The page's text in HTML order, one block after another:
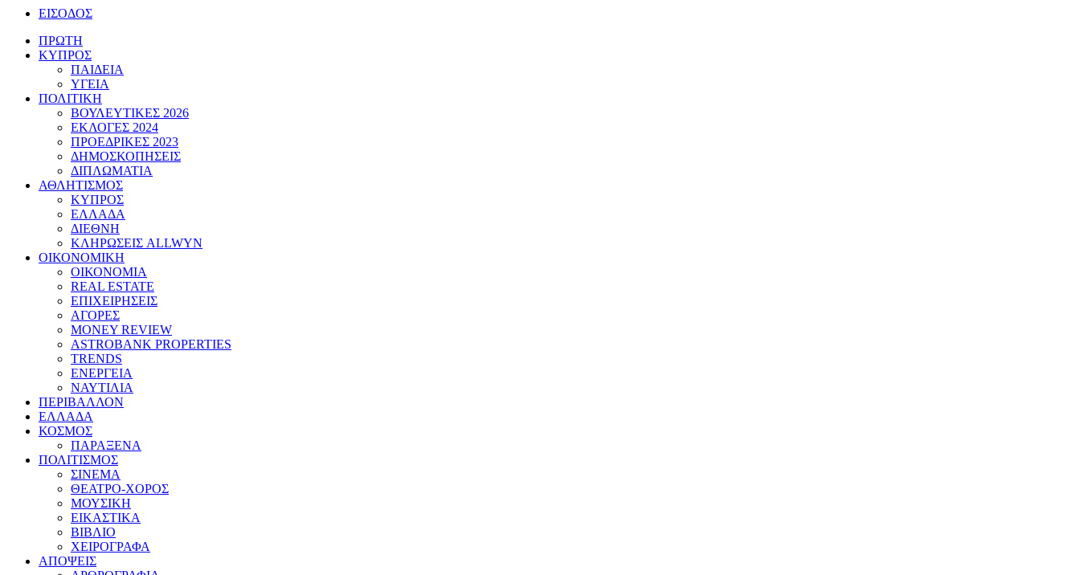
ΕΙΣΟΔΟΣ
ΠΡΩΤΗ
ΚΥΠΡΟΣ
ΠΑΙΔΕΙΑ
ΥΓΕΙΑ
ΠΟΛΙΤΙΚΗ
ΒΟΥΛΕΥΤΙΚΕΣ 2026
ΕΚΛΟΓΕΣ 2024
ΠΡΟΕΔΡΙΚΕΣ 2023
ΔΗΜΟΣΚΟΠΗΣΕΙΣ
ΔΙΠΛΩΜΑΤΙΑ
ΑΘΛΗΤΙΣΜΟΣ
ΚΥΠΡΟΣ
ΕΛΛΑΔΑ
ΔΙΕΘΝΗ
ΚΛΗΡΩΣΕΙΣ ALLWYN
ΟΙΚΟΝΟΜΙΚΗ
ΟΙΚΟΝΟΜΙΑ
REAL ESTATE
ΕΠΙΧΕΙΡΗΣΕΙΣ
ΑΓΟΡΕΣ
MONEY REVIEW
ASTROBANK PROPERTIES
TRENDS
ΕΝΕΡΓΕΙΑ
ΝΑΥΤΙΛΙΑ
ΠΕΡΙΒΑΛΛΟΝ
ΕΛΛΑΔΑ
ΚΟΣΜΟΣ
ΠΑΡΑΞΕΝΑ
ΠΟΛΙΤΙΣΜΟΣ
ΣΙΝΕΜΑ
ΘΕΑΤΡΟ-ΧΟΡΟΣ
ΜΟΥΣΙΚΗ
ΕΙΚΑΣΤΙΚΑ
ΒΙΒΛΙΟ
ΧΕΙΡΟΓΡΑΦΑ
ΑΠΟΨΕΙΣ